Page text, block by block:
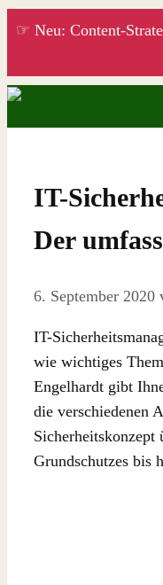
Zum
☞ Neu: Content-
IT-
Der
6. September 2020
IT-
wie wichtiges
Engelhardt gibt
die verschiedenen
Sicherheitskonzept
Grundschutzes bis